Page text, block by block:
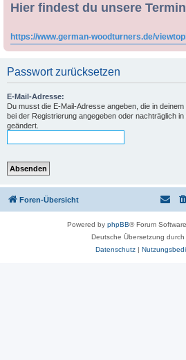
Hier findest du unsere
https://www.german-woodturners.de/
Passwort zurücksetzen
E-Mail-Adresse:
Du musst die E-Mail-Adresse angeben, die in
bei der Registrierung angegeben oder nachträglich
geändert.
Foren-Übersicht
Powered by phpBB® Forum
Deutsche Übersetzung durch
Datenschutz|